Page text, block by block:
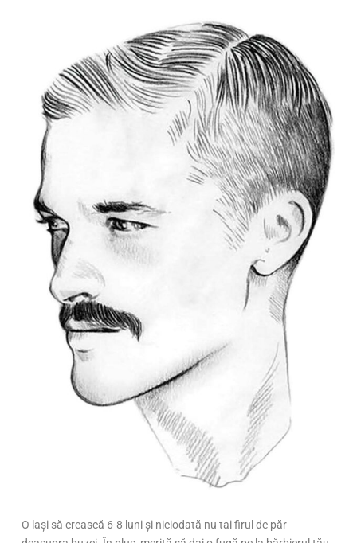
O lași să crească 6-8 luni și niciodată nu tai firul de păr